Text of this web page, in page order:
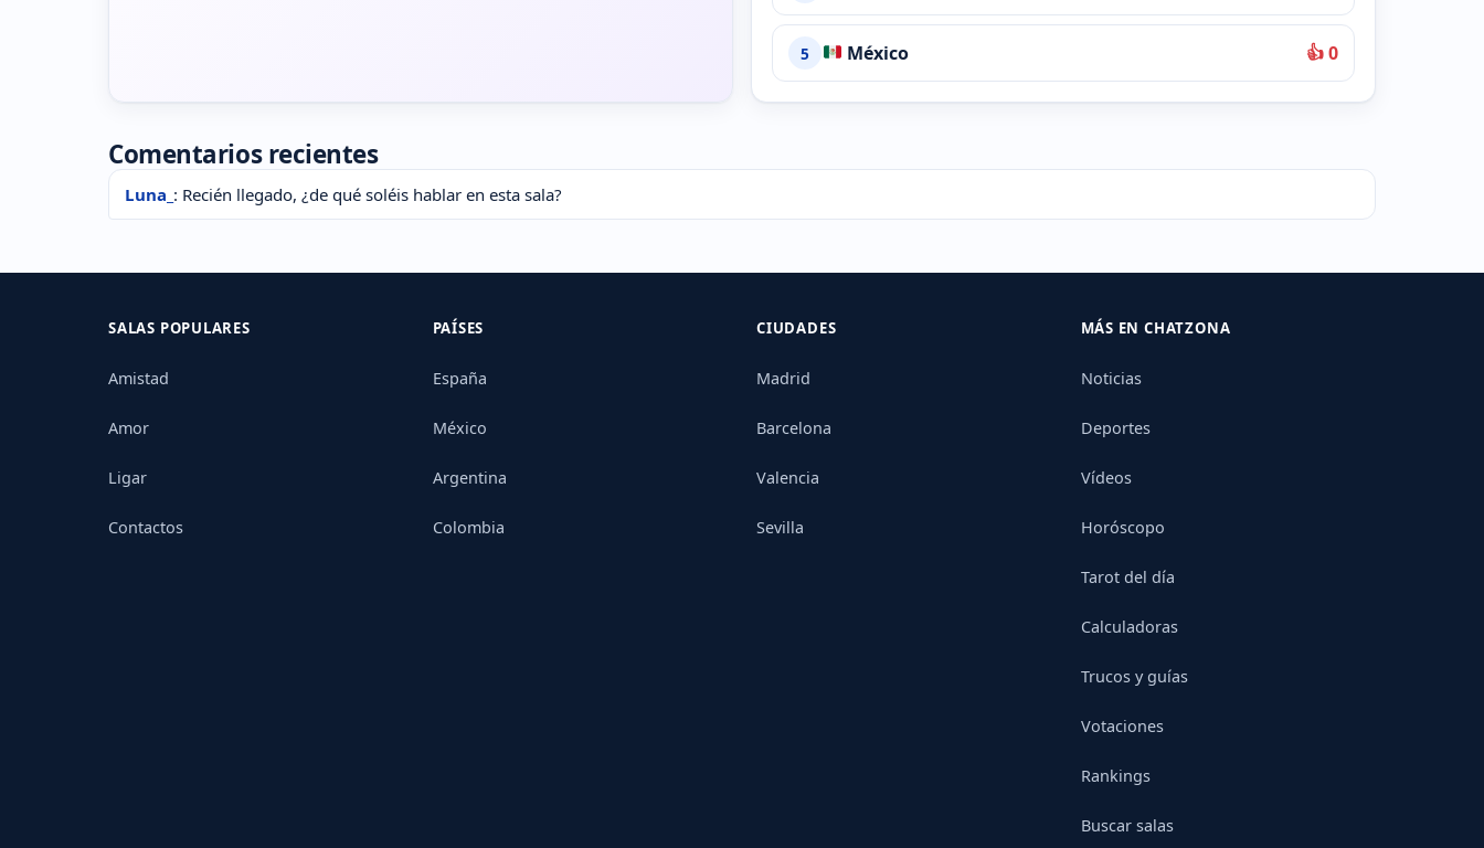
5 México 👍 0
Comentarios recientes
Luna_ : Recién llegado, ¿de qué soléis hablar en esta sala?
SALAS POPULARES
Amistad
Amor
Ligar
Contactos
PAÍSES
España
México
Argentina
Colombia
CIUDADES
Madrid
Barcelona
Valencia
Sevilla
MÁS EN CHATZONA
Noticias
Deportes
Vídeos
Horóscopo
Tarot del día
Calculadoras
Trucos y guías
Votaciones
Rankings
Buscar salas